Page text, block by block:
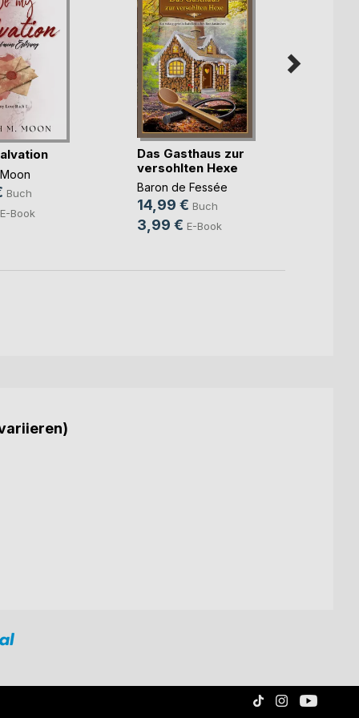
Buch
E-Book
Das Gasthaus zur
versohlten Hexe
Baron de Fessée
14,99 € Buch
3,99 € E-Book